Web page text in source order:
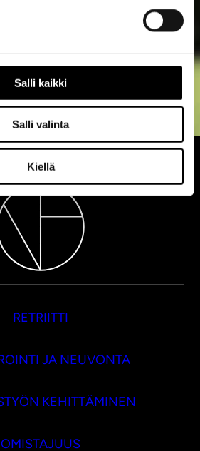
Salli kaikki
Salli valinta
Kiellä
RETRIITTI
JA NEUVONTA
KEHITTÄMINEN
OMISTAJUUS